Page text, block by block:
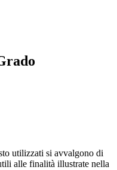
utilizzati si avvalgono di
alle finalità illustrate nella